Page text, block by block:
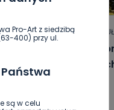
Pro-Art z siedzibą
400) przy ul.
są w celu
[FOTO]
Jak